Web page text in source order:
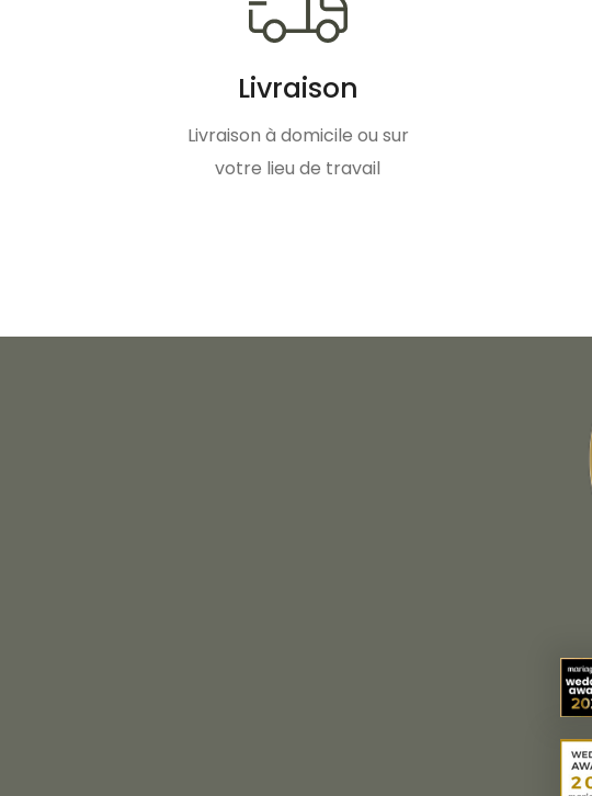
Livraison
Livraison à domicile ou sur
votre lieu de travail